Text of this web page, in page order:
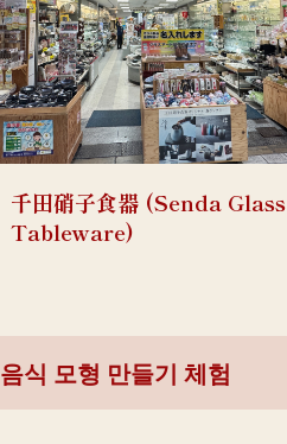
千田硝子食器 (Senda Glass
Tableware)
음식 모형 만들기 체험